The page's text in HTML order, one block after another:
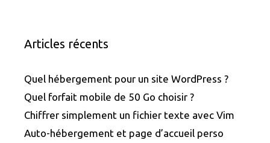
Articles récents
Quel hébergement pour un site WordPress ?
Quel forfait mobile de 50 Go choisir ?
Chiffrer simplement un fichier texte avec Vim
Auto-hébergement et page d’accueil perso